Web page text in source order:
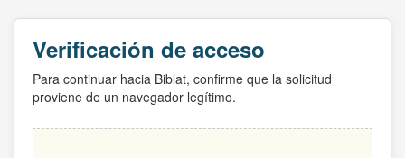
Verificación de acceso
Para continuar hacia Biblat, confirme que la solicitud
proviene de un navegador legítimo.